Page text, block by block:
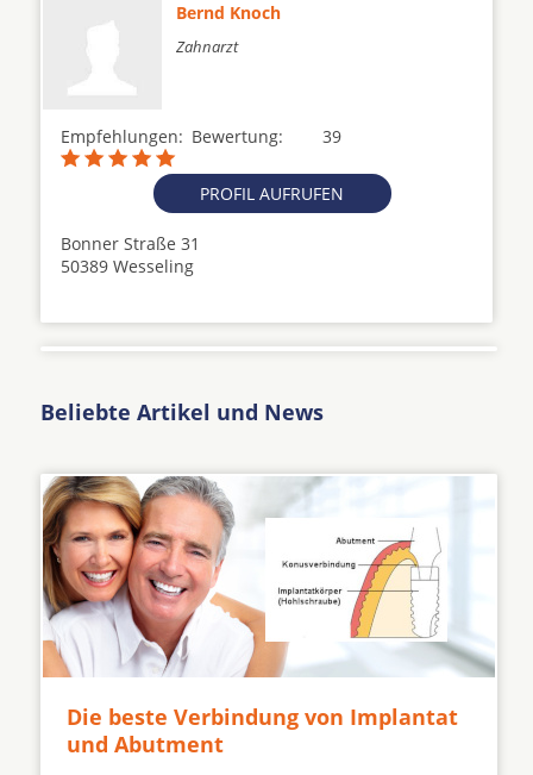
Bernd Knoch
Zahnarzt
Empfehlungen: 39
Bewertung:
PROFIL AUFRUFEN
Bonner Straße 31
50389 Wesseling
Beliebte Artikel und News
Die beste Verbindung von Implantat
und Abutment